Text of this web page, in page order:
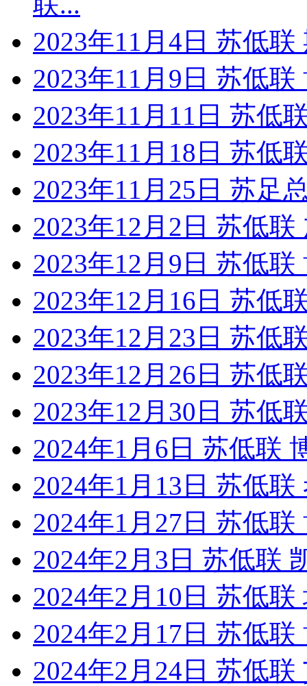
2023年11月4日 苏低
2023年11月9日 苏低
2023年11月11日 苏低
2023年11月18日 苏低
2023年11月25日 苏足
2023年12月2日 苏低
2023年12月9日 苏低
2023年12月16日 苏低
2023年12月23日 苏低
2023年12月26日 苏低
2023年12月30日 苏低
2024年1月6日 苏低联
2024年1月13日 苏低
2024年1月27日 苏低
2024年2月3日 苏低联
2024年2月10日 苏低
2024年2月17日 苏低
2024年2月24日 苏低